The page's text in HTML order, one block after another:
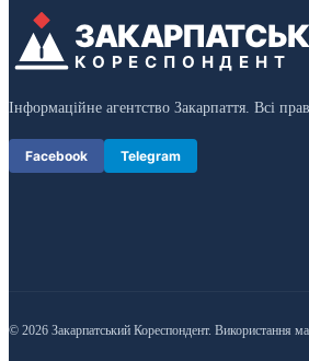
КОРЕСПОНДЕНТ
Інформаційне агентство Закарпаття. Всі
Facebook Telegram
© 2026 Закарпатський Кореспондент. Використання